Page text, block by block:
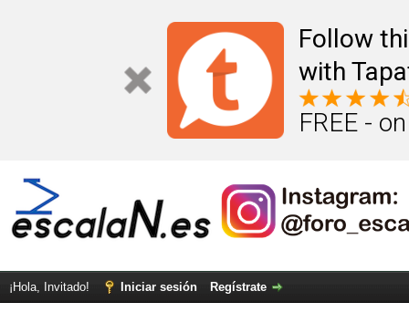
Follow
with
FREE -
¡Hola, Invitado! Iniciar sesión Regístrate